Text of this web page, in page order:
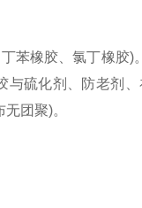
橡胶、氯丁橡胶)
硫化剂、防老剂
团聚)。